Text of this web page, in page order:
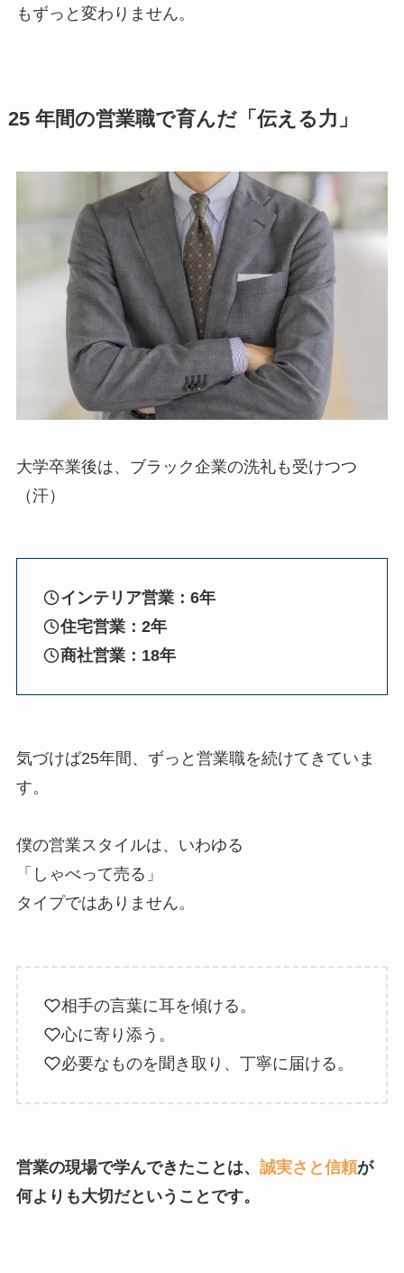
もずっと変わりません。
25 年間の営業職で育んだ「伝える力」
大学卒業後は、ブラック企業の洗礼も受けつつ
（汗）
インテリア営業：6年
住宅営業：2年
商社営業：18年
気づけば25年間、ずっと営業職を続けてきていま
す。
僕の営業スタイルは、いわゆる
「しゃべって売る」
タイプではありません。
相手の言葉に耳を傾ける。
心に寄り添う。
必要なものを聞き取り、丁寧に届ける。
営業の現場で学んできたことは、 誠実さと信頼が
何よりも大切だということです。